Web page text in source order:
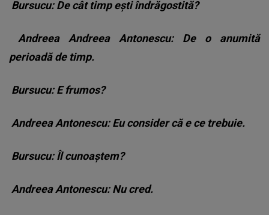
Bursucu: De cât timp ești îndrăgostită?
Andreea Andreea Antonescu: De o anumită
perioadă de timp.
Bursucu: E frumos?
Andreea Antonescu: Eu consider că e ce trebuie.
Bursucu: Îl cunoaștem?
Andreea Antonescu: Nu cred.